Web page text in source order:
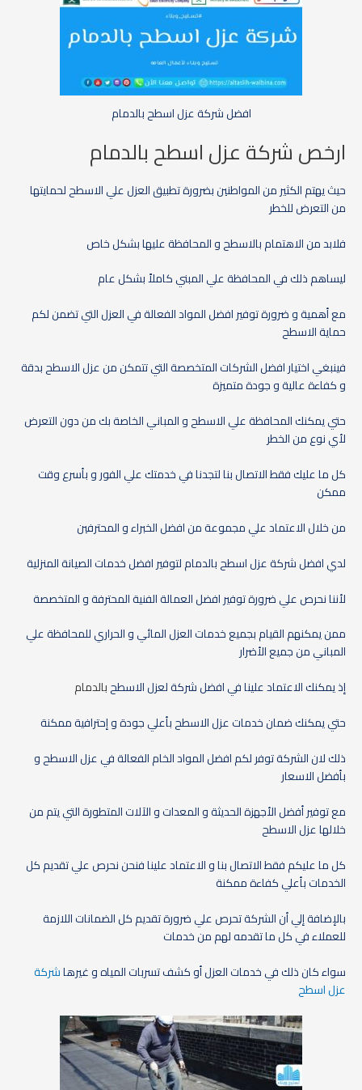
افضل شركة عزل اسطح بالدمام
ارخص شركة عزل اسطح بالدمام
حيث يهتم الكثير من المواطنين بضرورة تطبيق العزل علي الاسطح لحمايتها
من التعرض للخطر
فلابد من الاهتمام بالاسطح و المحافظة عليها بشكل خاص
ليساهم ذلك في المحافظة علي المبني كاملاً بشكل عام
مع أهمية و ضرورة توفير افضل المواد الفعالة في العزل التي تضمن لكم
حماية الاسطح
فينبغي اختيار افضل الشركات المتخصصة التي تتمكن من عزل الاسطح بدقة
و كفاءة عالية و جودة متميزة
حتي يمكنك المحافظة علي الاسطح و المباني الخاصة بك من دون التعرض
لأي نوع من الخطر
كل ما عليك فقط الاتصال بنا لتجدنا في خدمتك علي الفور و بأسرع وقت
ممكن
من خلال الاعتماد علي مجموعة من افضل الخبراء و المحترفين
لدي افضل شركة عزل اسطح بالدمام لتوفير افضل خدمات الصيانة المنزلية
لأننا نحرص علي ضرورة توفير افضل العمالة الفنية المحترفة و المتخصصة
ممن يمكنهم القيام بجميع خدمات العزل المائي و الحراري للمحافظة علي
المباني من جميع الأضرار
إذ يمكنك الاعتماد علينا في افضل شركة لعزل الاسطحبالدمام
حتي يمكنك ضمان خدمات عزل الاسطح بأعلي جودة و إحترافية ممكنة
ذلك لان الشركة توفر لكم افضل المواد الخام الفعالة في عزل الاسطح و
بأفضل الاسعار
مع توفير أفضل الأجهزة الحديثة و المعدات و الآلات المتطورة التي يتم من
خلالها عزل الاسطح
كل ما عليكم فقط الاتصال بنا و الاعتماد علينا فنحن نحرص علي تقديم كل
الخدمات بأعلي كفاءة ممكنة
بالإضافة إلي أن الشركة تحرص علي ضرورة تقديم كل الضمانات اللازمة
للعملاء في كل ما تقدمه لهم من خدمات
سواء كان ذلك في خدمات العزل أو كشف تسربات المياه و غيرهاشركة
عزل اسطح